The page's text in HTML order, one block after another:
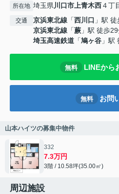
所在地 埼玉県川口市上青木西４丁
交通 京浜東北線 「西川口 」駅
京浜東北線 「蕨 」駅 徒歩
埼玉高速鉄道 「鳩ヶ谷 」駅
無料 LINEから
無料 お問
山本ハイツの募集中物件
332
7.3万円
3階 / 10.58坪(35.00㎡)
周辺施設